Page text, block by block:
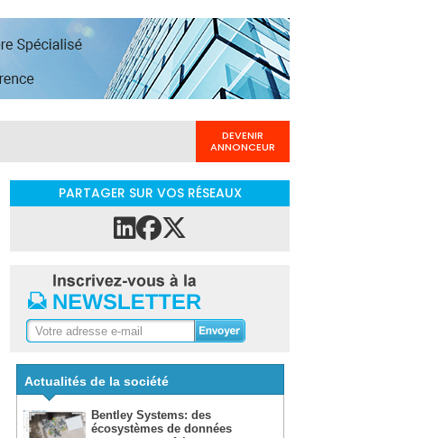
DEVENIR
ANNONCEUR
PARTAGER SUR VOS RÉSEAUX
Actualités de la société
Bentley Systems: des
écosystèmes de données